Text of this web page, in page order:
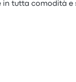
in tutta comodità e